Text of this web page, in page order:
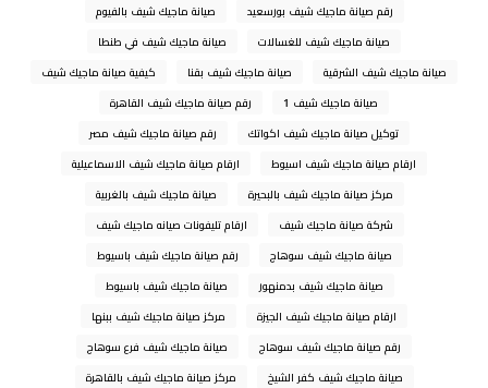
رقم صيانة ماجيك شيف بورسعيد
صيانة ماجيك شيف بالفيوم
صيانة ماجيك شيف للغسالات
صيانة ماجيك شيف في طنطا
صيانة ماجيك شيف الشرقية
صيانة ماجيك شيف بقنا
كيفية صيانة ماجيك شيف
صيانة ماجيك شيف 1
رقم صيانة ماجيك شيف القاهرة
توكيل صيانة ماجيك شيف اكواتك
رقم صيانة ماجيك شيف مصر
ارقام صيانة ماجيك شيف اسيوط
ارقام صيانة ماجيك شيف الاسماعيلية
مركز صيانة ماجيك شيف بالبحيرة
صيانة ماجيك شيف بالغربية
شركة صيانة ماجيك شيف
ارقام تليفونات صيانه ماجيك شيف
صيانة ماجيك شيف سوهاج
رقم صيانة ماجيك شيف باسيوط
صيانة ماجيك شيف بدمنهور
صيانة ماجيك شيف باسيوط
ارقام صيانة ماجيك شيف الجيزة
مركز صيانة ماجيك شيف ببنها
رقم صيانة ماجيك شيف سوهاج
صيانة ماجيك شيف فرع سوهاج
صيانة ماجيك شيف كفر الشيخ
مركز صيانة ماجيك شيف بالقاهرة